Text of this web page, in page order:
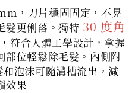
，刀片穩固固定，不晃
髮更俐落。獨特 30 度角
符合人體工學設計，拿握
部位輕鬆除毛髮。內側附
和泡沫可隨溝槽流出，減
效果